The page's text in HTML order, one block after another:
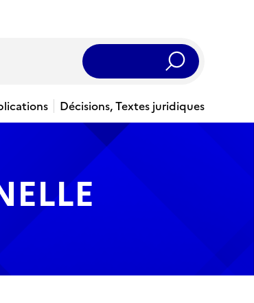
Rechercher
Décisions, Textes juridiques